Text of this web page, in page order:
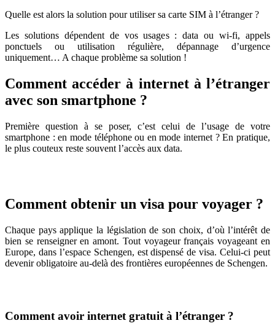
Quelle est alors la solution pour utiliser sa carte SIM à l’étranger ?
Les solutions dépendent de vos usages : data ou wi-fi, appels
ponctuels ou utilisation régulière, dépannage d’urgence
uniquement… A chaque problème sa solution !
Comment accéder à internet à l’étranger
avec son smartphone ?
Première question à se poser, c’est celui de l’usage de votre
smartphone : en mode téléphone ou en mode internet ? En pratique,
le plus couteux reste souvent l’accès aux data.
Comment obtenir un visa pour voyager ?
Chaque pays applique la législation de son choix, d’où l’intérêt de
bien se renseigner en amont. Tout voyageur français voyageant en
Europe, dans l’espace Schengen, est dispensé de visa. Celui-ci peut
devenir obligatoire au-delà des frontières européennes de Schengen.
Comment avoir internet gratuit à l’étranger ?